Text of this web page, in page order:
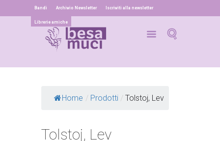
Bandi Archivio Newsletter Iscriviti alla newsletter
Librerie amiche
Home / Prodotti / Tolstoj, Lev
Tolstoj, Lev